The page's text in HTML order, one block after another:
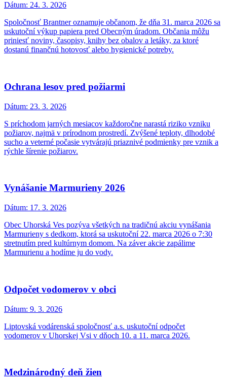
Dátum: 24. 3. 2026
Spoločnosť Brantner oznamuje občanom, že dňa 31. marca 2026 sa
uskutoční výkup papiera pred Obecným úradom. Občania môžu
priniesť noviny, časopisy, knihy bez obalov a letáky, za ktoré
dostanú finančnú hotovosť alebo hygienické potreby.
Ochrana lesov pred požiarmi
Dátum: 23. 3. 2026
S príchodom jarných mesiacov každoročne narastá riziko vzniku
požiarov, najmä v prírodnom prostredí. Zvýšené teploty, dlhodobé
sucho a veterné počasie vytvárajú priaznivé podmienky pre vznik a
rýchle šírenie požiarov.
Vynášanie Marmurieny 2026
Dátum: 17. 3. 2026
Obec Uhorská Ves pozýva všetkých na tradičnú akciu vynášania
Marmurieny s dedkom, ktorá sa uskutoční 22. marca 2026 o 7:30
stretnutím pred kultúrnym domom. Na záver akcie zapálime
Marmurienu a hodíme ju do vody.
Odpočet vodomerov v obci
Dátum: 9. 3. 2026
Liptovská vodárenská spoločnosť a.s. uskutoční odpočet
vodomerov v Uhorskej Vsi v dňoch 10. a 11. marca 2026.
Medzinárodný deň žien